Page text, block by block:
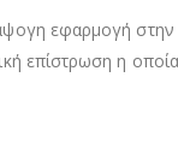
εφαρμογή στην
επίστρωση η